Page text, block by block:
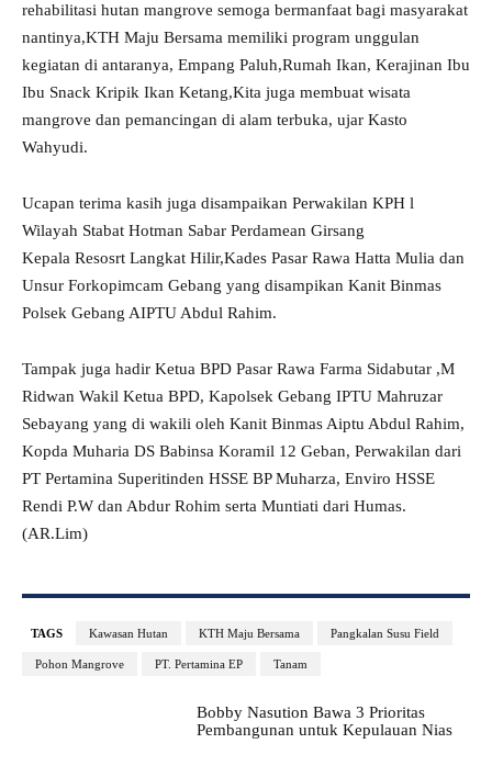
rehabilitasi hutan mangrove semoga bermanfaat bagi masyarakat
nantinya,KTH Maju Bersama memiliki program unggulan
kegiatan di antaranya, Empang Paluh,Rumah Ikan, Kerajinan Ibu
Ibu Snack Kripik Ikan Ketang,Kita juga membuat wisata
mangrove dan pemancingan di alam terbuka, ujar Kasto
Wahyudi.
Ucapan terima kasih juga disampaikan Perwakilan KPH l
Wilayah Stabat Hotman Sabar Perdamean Girsang
Kepala Resosrt Langkat Hilir,Kades Pasar Rawa Hatta Mulia dan
Unsur Forkopimcam Gebang yang disampikan Kanit Binmas
Polsek Gebang AIPTU Abdul Rahim.
Tampak juga hadir Ketua BPD Pasar Rawa Farma Sidabutar ,M
Ridwan Wakil Ketua BPD, Kapolsek Gebang IPTU Mahruzar
Sebayang yang di wakili oleh Kanit Binmas Aiptu Abdul Rahim,
Kopda Muharia DS Babinsa Koramil 12 Geban, Perwakilan dari
PT Pertamina Superitinden HSSE BP Muharza, Enviro HSSE
Rendi P.W dan Abdur Rohim serta Muntiati dari Humas.
(AR.Lim)
TAGS Kawasan Hutan KTH Maju Bersama Pangkalan Susu Field
Pohon Mangrove PT. Pertamina EP Tanam
Bobby Nasution Bawa 3 Prioritas
Pembangunan untuk Kepulauan Nias